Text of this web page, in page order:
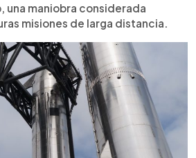
una maniobra considerada
misiones de larga distancia.